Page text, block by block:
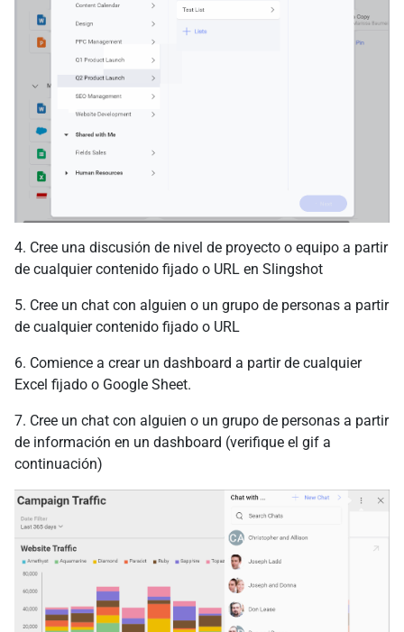
4. Cree una discusión de nivel de proyecto o equipo a partir
de cualquier contenido fijado o URL en Slingshot
5. Cree un chat con alguien o un grupo de personas a partir
de cualquier contenido fijado o URL
6. Comience a crear un dashboard a partir de cualquier
Excel fijado o Google Sheet.
7. Cree un chat con alguien o un grupo de personas a partir
de información en un dashboard (verifique el gif a
continuación)